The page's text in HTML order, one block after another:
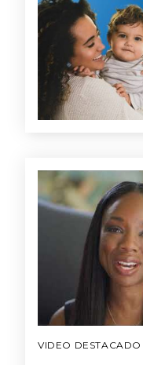
VIDEO DESTACADO